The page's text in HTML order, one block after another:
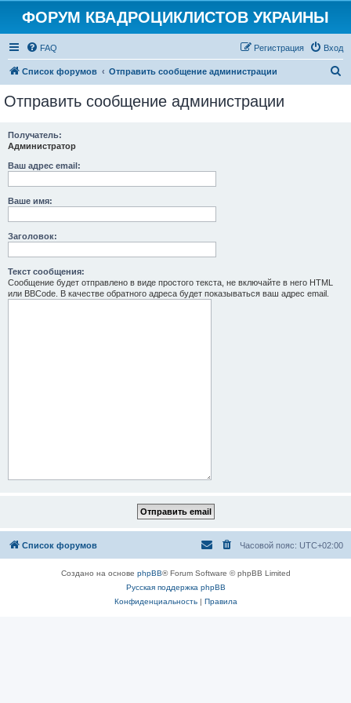
ФОРУМ КВАДРОЦИКЛИСТОВ УКРАИНЫ
FAQ Вход
Регистрация
Список форумов Отправить сообщение администрации
Отправить сообщение администрации
Получатель:
Администратор
Ваш адрес email:
Ваше имя:
Заголовок:
Текст сообщения:
Сообщение будет отправлено в виде простого текста, не включайте в него HTML
или BBCode. В качестве обратного адреса будет показываться ваш адрес email.
Список форумов Часовой пояс: UTC+02:00
Создано на основе phpBB® Forum Software © phpBB Limited
Русская поддержка phpBB
Конфиденциальность| Правила